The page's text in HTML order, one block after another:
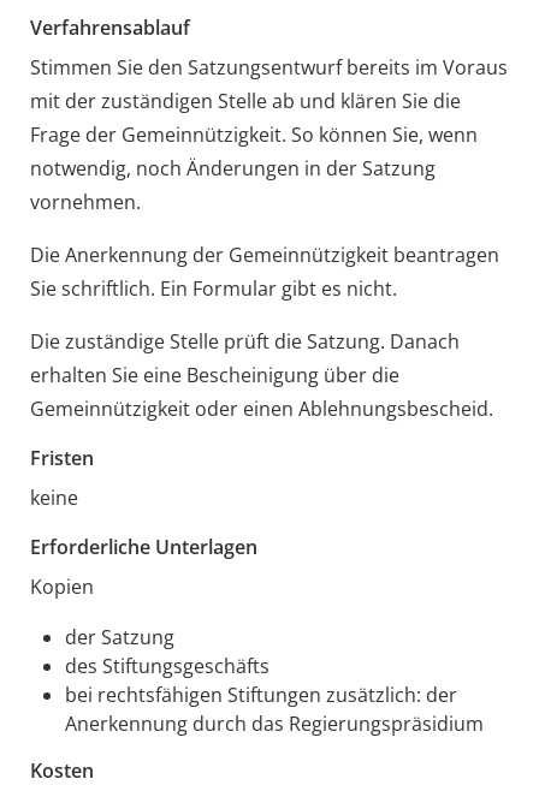
Verfahrensablauf
Stimmen Sie den Satzungsentwurf bereits im Voraus
mit der zuständigen Stelle ab und klären Sie die
Frage der Gemeinnützigkeit. So können Sie, wenn
notwendig, noch Änderungen in der Satzung
vornehmen.
Die Anerkennung der Gemeinnützigkeit beantragen
Sie schriftlich. Ein Formular gibt es nicht.
Die zuständige Stelle prüft die Satzung. Danach
erhalten Sie eine Bescheinigung über die
Gemeinnützigkeit oder einen Ablehnungsbescheid.
Fristen
keine
Erforderliche Unterlagen
Kopien
der Satzung
des Stiftungsgeschäfts
bei rechtsfähigen Stiftungen zusätzlich: der
Anerkennung durch das Regierungspräsidium
Kosten